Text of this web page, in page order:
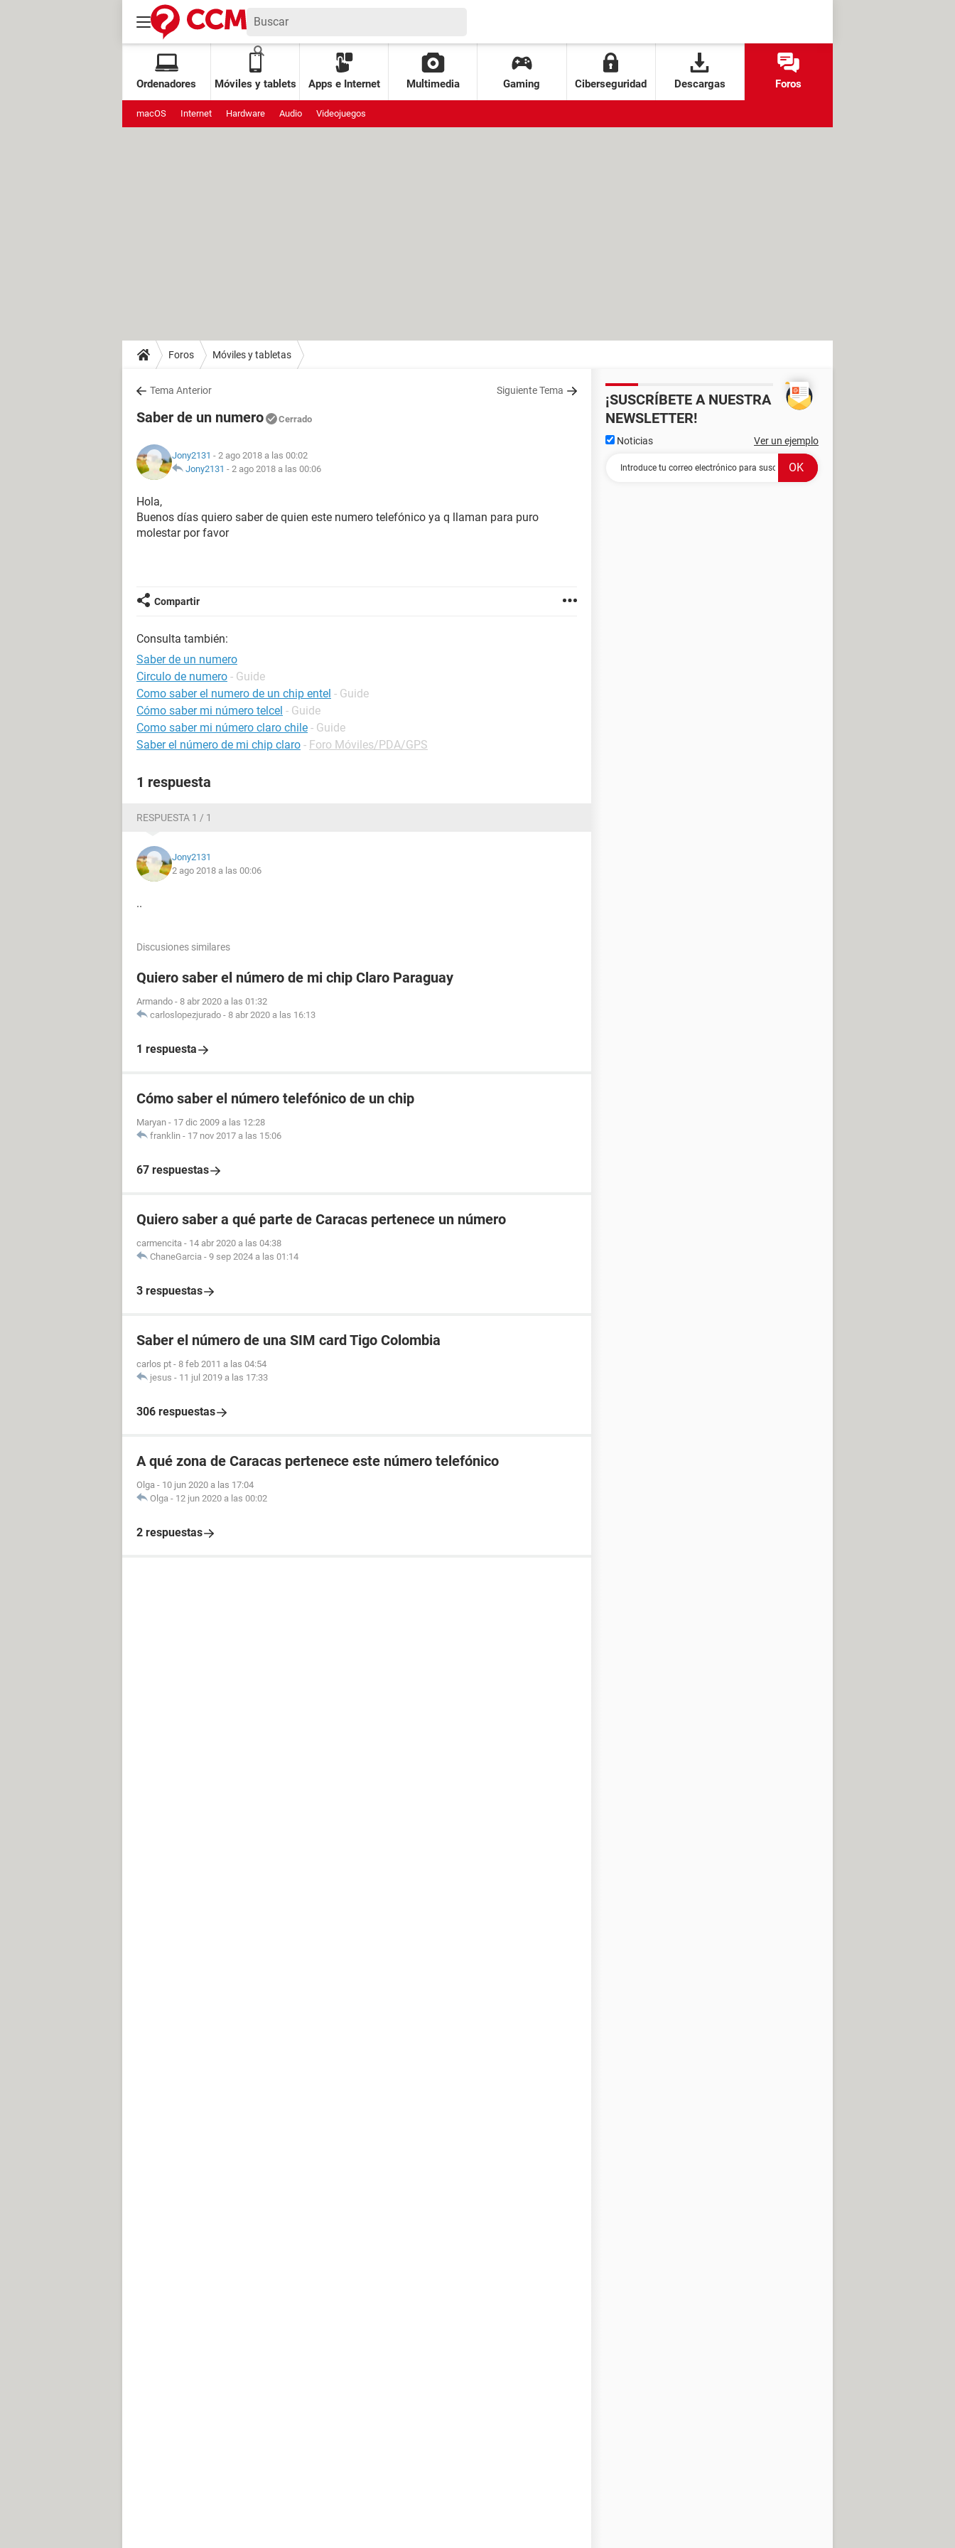
Ordenadores Móviles y tablets Apps e Internet Multimedia Gaming Ciberseguridad Descargas Foros
macOS Internet Hardware Audio Videojuegos
Foros Móviles y tabletas
Tema Anterior Siguiente Tema
Saber de un numero Cerrado
Jony2131 - 2 ago 2018 a las 00:02
Jony2131 - 2 ago 2018 a las 00:06
Hola,
Buenos días quiero saber de quien este numero telefónico ya q llaman para puro
molestar por favor
Compartir
Consulta también:
Saber de un numero
Circulo de numero - Guide
Como saber el numero de un chip entel - Guide
Cómo saber mi número telcel - Guide
Como saber mi número claro chile - Guide
Saber el número de mi chip claro - Foro Móviles/PDA/GPS
1 respuesta
RESPUESTA 1 / 1
Jony2131
2 ago 2018 a las 00:06
..
Discusiones similares
Quiero saber el número de mi chip Claro Paraguay
Armando - 8 abr 2020 a las 01:32
carloslopezjurado - 8 abr 2020 a las 16:13
1 respuesta
Cómo saber el número telefónico de un chip
Maryan - 17 dic 2009 a las 12:28
franklin - 17 nov 2017 a las 15:06
67 respuestas
Quiero saber a qué parte de Caracas pertenece un número
carmencita - 14 abr 2020 a las 04:38
ChaneGarcia - 9 sep 2024 a las 01:14
3 respuestas
Saber el número de una SIM card Tigo Colombia
carlos pt - 8 feb 2011 a las 04:54
jesus - 11 jul 2019 a las 17:33
306 respuestas
A qué zona de Caracas pertenece este número telefónico
Olga - 10 jun 2020 a las 17:04
Olga - 12 jun 2020 a las 00:02
2 respuestas
¡SUSCRÍBETE A NUESTRA
NEWSLETTER!
Noticias Ver un ejemplo